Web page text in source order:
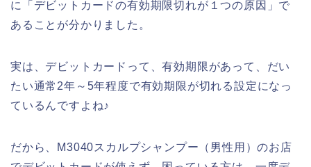
に「デビットカードの有効期限切れが１つの原因」で
あることが分かりました。
実は、デビットカードって、有効期限があって、だい
たい通常2年～5年程度で有効期限が切れる設定になっ
ているんですよね♪
だから、M3040スカルプシャンプー（男性用）のお店